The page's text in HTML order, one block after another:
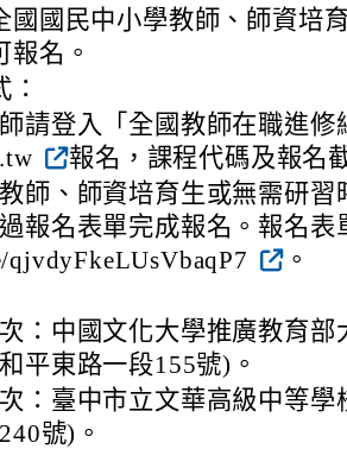
國國民中小學教師、師資培
報名。
請登入「全國教師在職進修
報名，課程代碼及報名
師、師資培育生或無需研習
報名表單完成報名。報名表
qjvdyFkeLUsVbaqP7
。
：中國文化大學推廣教育部
平東路一段155號)。
：臺中市立文華高級中等學
號)。